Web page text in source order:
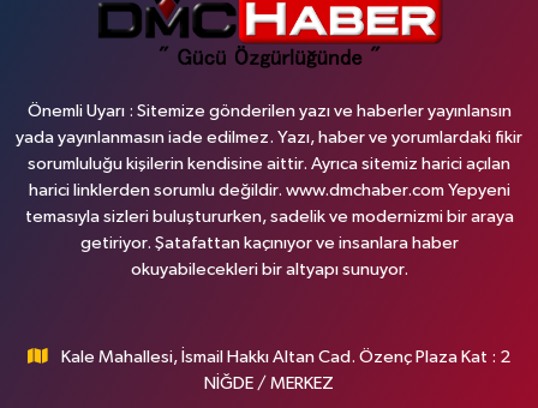
Önemli Uyarı : Sitemize gönderilen yazı ve haberler yayınlansın
yada yayınlanmasın iade edilmez. Yazı, haber ve yorumlardaki fikir
sorumluluğu kişilerin kendisine aittir. Ayrıca sitemiz harici açılan
harici linklerden sorumlu değildir. www.dmchaber.com Yepyeni
temasıyla sizleri buluştururken, sadelik ve modernizmi bir araya
getiriyor. Şatafattan kaçınıyor ve insanlara haber
okuyabilecekleri bir altyapı sunuyor.
Kale Mahallesi, İsmail Hakkı Altan Cad. Özenç Plaza Kat : 2
NİĞDE / MERKEZ